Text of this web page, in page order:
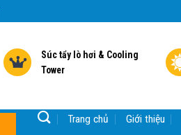
Súc tẩy lò hơi & Cooling
Tower
Trang chủ Giới thiệu